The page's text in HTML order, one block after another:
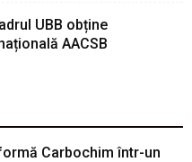
UBB obține
AACSB
Carbochim într-un